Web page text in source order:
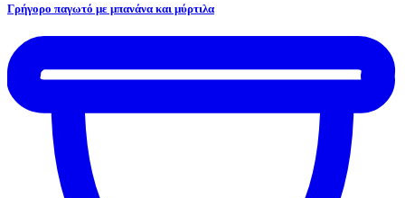
Γρήγορο παγωτό με μπανάνα και μύρτιλα